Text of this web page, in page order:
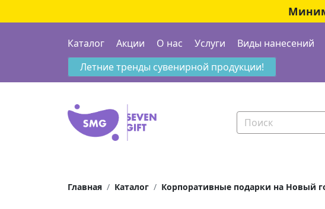
Каталог Акции О нас Услуги Виды нанесений
Летние тренды сувенирной продукции!
Главная Каталог Корпоративные подарки на Новый